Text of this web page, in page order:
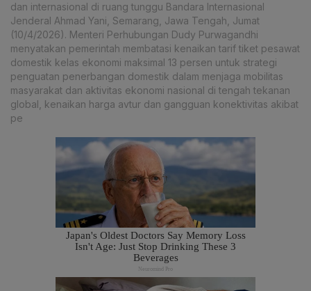
dan internasional di ruang tunggu Bandara Internasional
Jenderal Ahmad Yani, Semarang, Jawa Tengah, Jumat
(10/4/2026). Menteri Perhubungan Dudy Purwagandhi
menyatakan pemerintah membatasi kenaikan tarif tiket pesawat
domestik kelas ekonomi maksimal 13 persen untuk strategi
penguatan penerbangan domestik dalam menjaga mobilitas
masyarakat dan aktivitas ekonomi nasional di tengah tekanan
global, kenaikan harga avtur dan gangguan konektivitas akibat
pe